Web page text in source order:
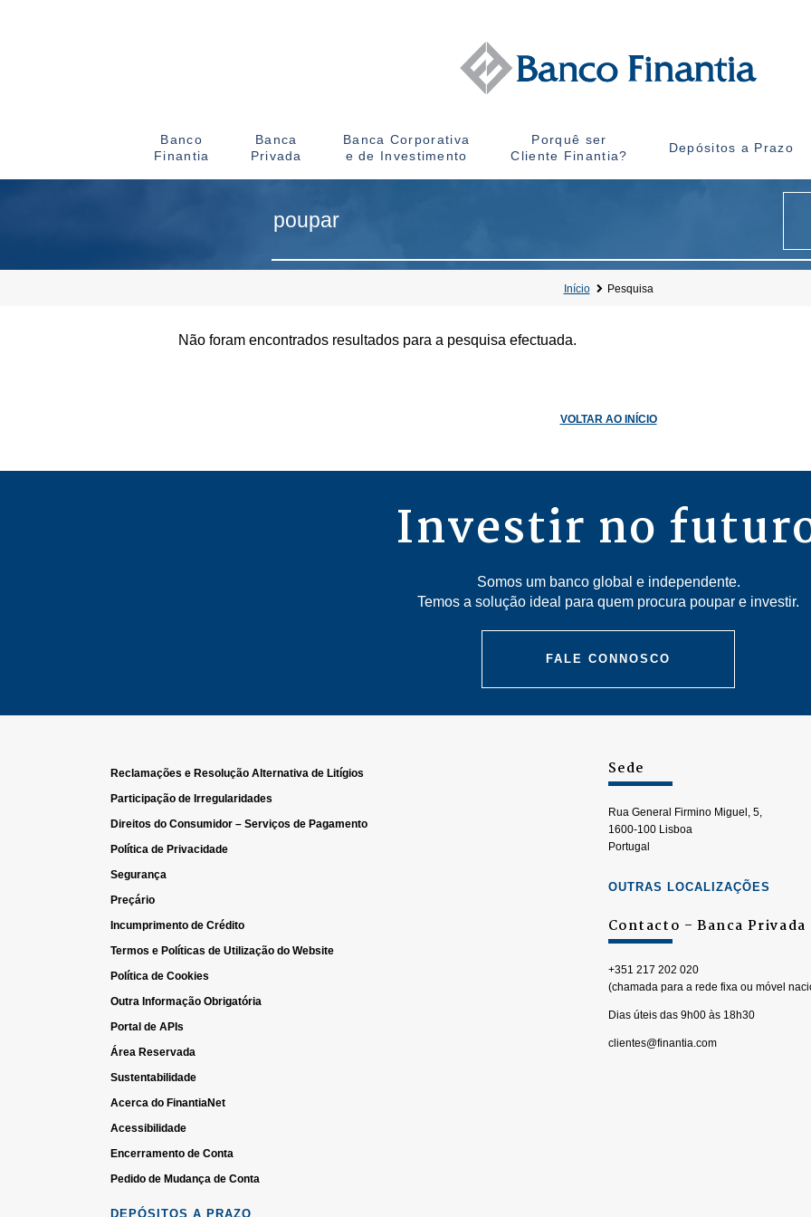
Banco
Finantia
Banca
Privada
Banca Corporativa
e de Investimento
Porquê ser
Cliente Finantia?
Depósitos a Prazo
Início Pesquisa
Não foram encontrados resultados para a pesquisa efectuada.
VOLTAR AO INÍCIO
Investir no
Somos um banco global e independente.
Temos a solução ideal para quem procura poupar e investir.
FALE CONNOSCO
Reclamações e Resolução Alternativa de Litígios
Participação de Irregularidades
Direitos do Consumidor – Serviços de Pagamento
Política de Privacidade
Segurança
Preçário
Incumprimento de Crédito
Termos e Políticas de Utilização do Website
Política de Cookies
Outra Informação Obrigatória
Portal de APIs
Área Reservada
Sustentabilidade
Acerca do FinantiaNet
Acessibilidade
Encerramento de Conta
Pedido de Mudança de Conta
DEPÓSITOS A PRAZO
Sede
Rua General Firmino Miguel, 5,
1600-100 Lisboa
Portugal
OUTRAS LOCALIZAÇÕES
Contacto – Banca Privada
+351 217 202 020
(chamada para a rede fixa ou móvel
Dias úteis das 9h00 às 18h30
clientes@finantia.com